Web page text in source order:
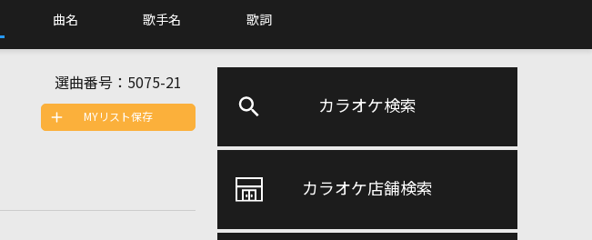
曲名 歌手名 歌詞
カラオケ検索
カラオケ店舗検索
選曲番号： 5075-21
MYリスト保存